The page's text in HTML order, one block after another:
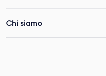
Chi siamo